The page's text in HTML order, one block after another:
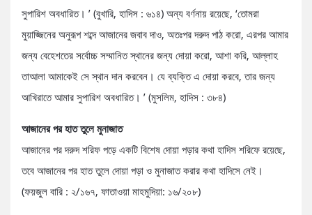
সুপারিশ অবধারিত। ’ (বুখারি, হাদিস : ৬১৪) অন্য বর্ণনায় রয়েছে, ‘তোমরা
মুয়াজ্জিনের অনুরূপ শব্দে আজানের জবাব দাও, অতঃপর দরুদ পাঠ করো, এরপর আমার
জন্য বেহেশতের সর্বোচ্চ সম্মানিত স্থানের জন্য দোয়া করো, আশা করি, আল্লাহ
তাআলা আমাকেই সে স্থান দান করবেন। যে ব্যক্তি এ দোয়া করবে, তার জন্য
আখিরাতে আমার সুপারিশ অবধারিত। ’ (মুসলিম, হাদিস : ৩৮৪)
আজানের পর হাত তুলে মুনাজাত
আজানের পর দরুদ শরিফ পড়ে একটি বিশেষ দোয়া পড়ার কথা হাদিস শরিফে রয়েছে,
তবে আজানের পর হাত তুলে দোয়া পড়া ও মুনাজাত করার কথা হাদিসে নেই।
(ফয়জুল বারি : ২/১৬৭, ফাতাওয়া মাহমুদিয়া: ১৬/২০৮)